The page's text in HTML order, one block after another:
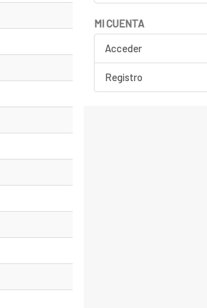
MI CUENTA
Acceder
Registro